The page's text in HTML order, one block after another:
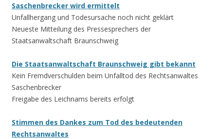
Saschenbrecker wird ermittelt
Unfallhergang und Todesursache noch nicht geklärt
Neueste Mitteilung des Pressesprechers der
Staatsanwaltschaft Braunschweig
Die Staatsanwaltschaft Braunschweig gibt bekannt
Kein Fremdverschulden beim Unfalltod des Rechtsanwaltes
Saschenbrecker
Freigabe des Leichnams bereits erfolgt
Stimmen des Dankes zum Tod des bedeutenden
Rechtsanwaltes